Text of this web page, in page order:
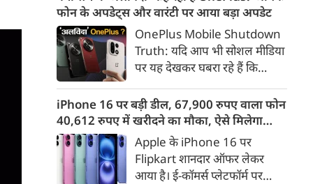
राहुल गांधी और प्रियंका
फोन के अपडेट्स और वारंटी पर आया बड़ा अपडेट
OnePlus Mobile Shutdown
Truth: यदि आप भी सोशल मीडिया
पर यह देखकर घबरा रहे हैं कि
तो थोड़ा ठहरिए! टेक वर्ल्ड में किसी
समय 'फ्लैगशिप किलर' के नाम से
मशहूर इस ब्रांड को लेकर इंटरनेट पर
लगातार कयासबाजी का दौर जारी है।
iPhone 16 पर बड़ी डील, 67,900 रुपए वाला फोन
40,612 रुपए में खरीदने का मौका, ऐसे मिलेगा
डिस्काउंट
Apple के iPhone 16 पर
Flipkart शानदार ऑफर लेकर
आया है। ई-कॉमर्स प्लेटफॉर्म पर